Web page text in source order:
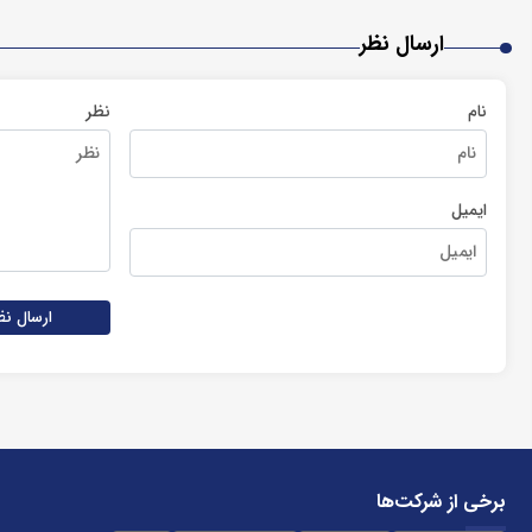
ارسال نظر
نام
ایمیل
نظر
ارسال
برخی از شرکت‌ها